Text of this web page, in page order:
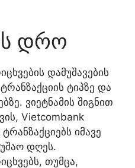
დრო
დამუშავების
ტიპზე და
ვიეტნამის შიგნით
Vietcombank
იმავე
დღეს.
თუმცა,